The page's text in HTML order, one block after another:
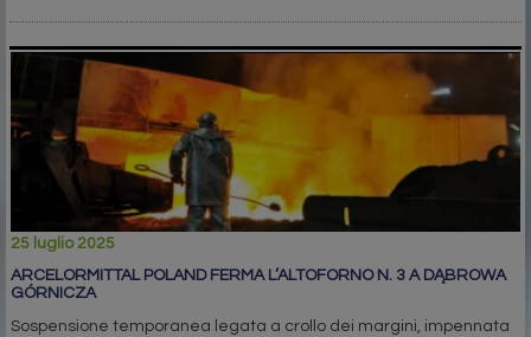
25 luglio 2025
ARCELORMITTAL POLAND FERMA L’ALTOFORNO N. 3 A DĄBROWA
GÓRNICZA
Sospensione temporanea legata a crollo dei margini, impennata